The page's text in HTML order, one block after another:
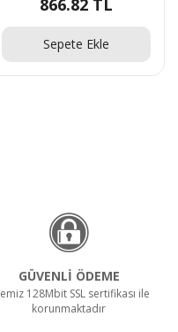
866.82 TL
Sepete Ekle
GÜVENLİ ÖDEME
128Mbit SSL sertifikası ile
korunmaktadır